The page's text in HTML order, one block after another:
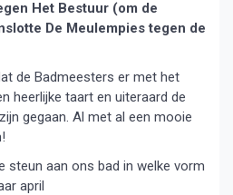
Het Bestuur (om de
De Meulempies tegen de
de Badmeesters er met het
heerlijke taart en uiteraard de
gegaan. Al met al een mooie
steun aan ons bad in welke vorm
april